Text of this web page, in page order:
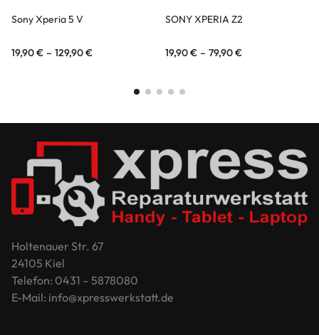
Sony Xperia 5 V
19,90€ – 129,90€
SONY XPERIA Z2
19,90€ – 79,90€
Holtenauer Str. 67
24105 Kiel
Telefon: 0431 – 5878080
E-Mail: info@xpresswerkstatt.de